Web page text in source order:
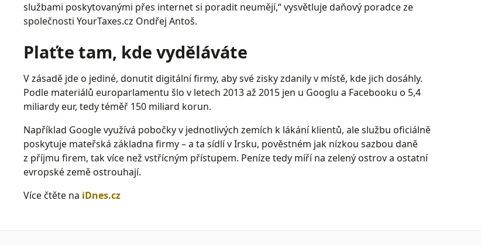
službami poskytovanými přes internet si poradit neumějí,“ vysvětluje daňový poradce ze
společnosti YourTaxes.cz Ondřej Antoš.
Plaťte tam, kde vyděláváte
V zásadě jde o jediné, donutit digitální firmy, aby své zisky zdanily v místě, kde jich dosáhly.
Podle materiálů europarlamentu šlo v letech 2013 až 2015 jen u Googlu a Facebooku o 5,4
miliardy eur, tedy téměř 150 miliard korun.
Například Google využívá pobočky v jednotlivých zemích k lákání klientů, ale službu oficiálně
poskytuje mateřská základna firmy – a ta sídlí v Irsku, pověstném jak nízkou sazbou daně
z příjmu firem, tak více než vstřícným přístupem. Peníze tedy míří na zelený ostrov a ostatní
evropské země ostrouhají.
Více čtěte na iDnes.cz